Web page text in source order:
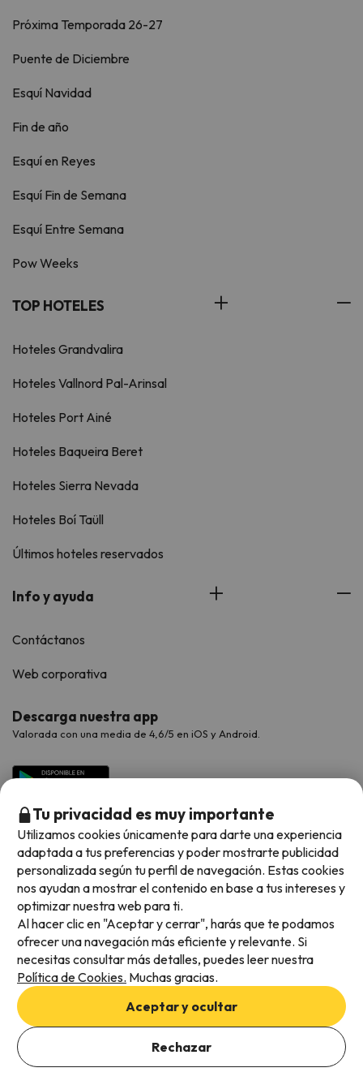
Añade las fechas para comprobar la disponibilidad
Añadir fechas
Próxima Temporada 26-27
Puente de Diciembre
Esquí Navidad
Fin de año
Esquí en Reyes
Esquí Fin de Semana
Esquí Entre Semana
Pow Weeks
TOP HOTELES
Hoteles Grandvalira
Hoteles Vallnord Pal-Arinsal
Hoteles Port Ainé
Hoteles Baqueira Beret
Hoteles Sierra Nevada
Hoteles Boí Taüll
Últimos hoteles reservados
Info y ayuda
Contáctanos
Web corporativa
Descarga nuestra app
Valorada con una media de 4,6/5 en iOS y Android.
Métodos de pago disponibles
Condiciones generales
Privacidad de datos
Política de cookies
Tu privacidad es muy importante
Utilizamos cookies únicamente para darte una experiencia
adaptada a tus preferencias y poder mostrarte publicidad
personalizada según tu perfil de navegación. Estas cookies
nos ayudan a mostrar el contenido en base a tus intereses y
optimizar nuestra web para ti.
Al hacer clic en "Aceptar y cerrar", harás que te podamos
ofrecer una navegación más eficiente y relevante. Si
necesitas consultar más detalles, puedes leer nuestra
Política de Cookies. Muchas gracias.
Aceptar y ocultar
Rechazar